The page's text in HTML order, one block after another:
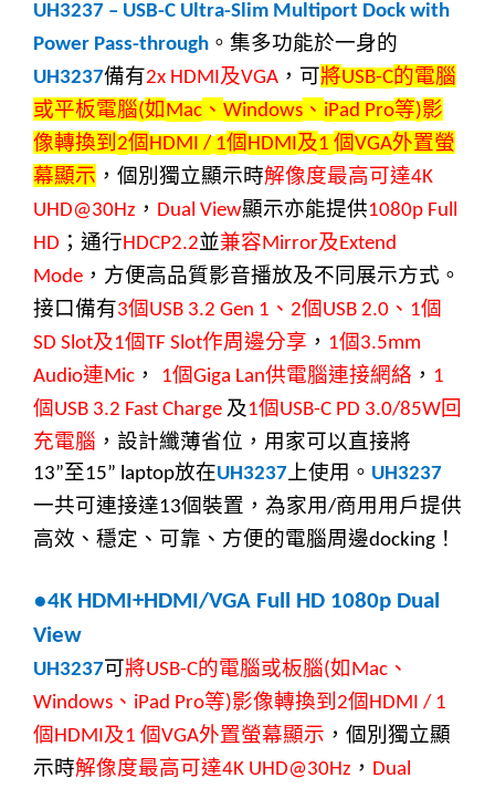
UH3237 – USB-C Ultra-Slim Multiport Dock with
Power Pass-through 。集多功能於一身的
UH3237備有2x HDMI及VGA ，可將USB-C的電腦
或平板電腦(如 Mac 、 Windows 、 iPad Pro等)影
像轉換到 2個 HDMI / 1個 HDMI及1 個VGA外置螢
幕顯示 ，個別獨立顯示時解像度最高可達4K
UHD@30Hz ， Dual View顯示亦能提供1080p Full
HD ；通行HDCP2.2並兼容Mirror及Extend
Mode ，方便高品質影音播放及不同展示方式。
接口備有3個 USB 3.2 Gen 1 、 2個 USB 2.0 、 1個
SD Slot及1個TF Slot作周邊分享 ， 1個 3.5mm
Audio連Mic ， 1個Giga Lan供電腦連接網絡 ， 1
個 USB 3.2 Fast Charge 及1個 USB-C PD 3.0/85W回
充電腦 ， 設計纖薄省位，用家可以直接將
13”至15” laptop放在UH3237 上使用。 UH3237
一共可連接達13個裝置 ， 為家用/商用用戶提供
高效、穩定、可靠、方便的電腦周邊docking ！
●4K HDMI+HDMI/VGA Full HD 1080p Dual
View
UH3237可將USB-C的電腦或板腦(如 Mac 、
Windows 、 iPad Pro等)影像轉換到 2個 HDMI / 1
個 HDMI及1 個VGA外置螢幕顯示 ，個別獨立顯
示時解像度最高可達4K UHD@30Hz ， Dual